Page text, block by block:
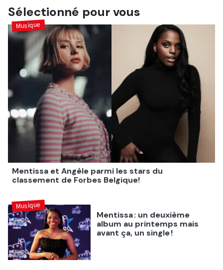
Sélectionné pour vous
Mentissa et Angèle parmi les stars du
classement de Forbes Belgique!
Musique
Mentissa : un deuxième
album au printemps mais
avant ça, un single !
Musique